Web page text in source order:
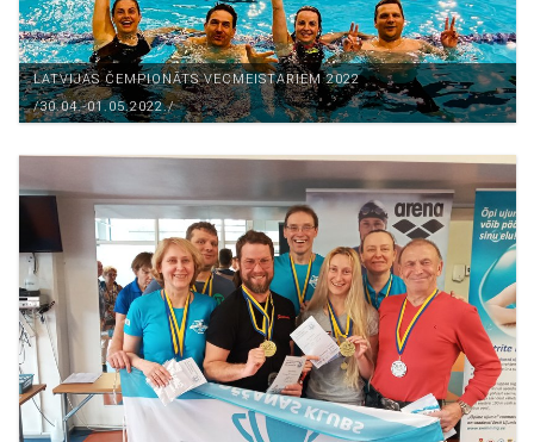
LATVIJAS ČEMPIONĀTS VECMEISTARIEM 2022
/30.04.-01.05.2022./